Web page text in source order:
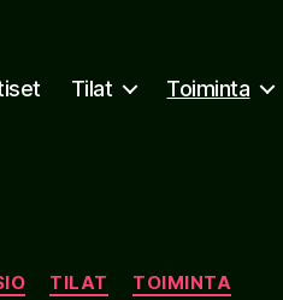
Tilat Toiminta
TILAT TOIMINTA